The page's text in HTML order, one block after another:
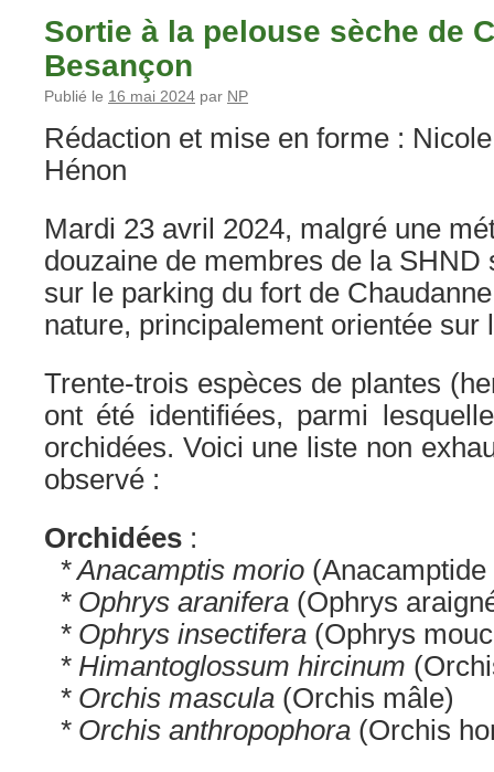
Sortie à la pelouse sèche de
Besançon
Publié le 16 mai 2024 par NP
Rédaction et mise en forme :
Hénon
Mardi 23 avril 2024, malgré une
douzaine de membres de la SHND
sur le parking du fort de
nature, principalement orientée sur
Trente-trois espèces de plantes
ont été identifiées, parmi
orchidées. Voici une liste non
observé :
Orchidées :
* Anacamptis morio (Anacamptide
* Ophrys aranifera (Ophrys
* Ophrys insectifera (Ophrys
* Himantoglossum hircinum
* Orchis mascula (Orchis mâle)
* Orchis anthropophora (Orchis